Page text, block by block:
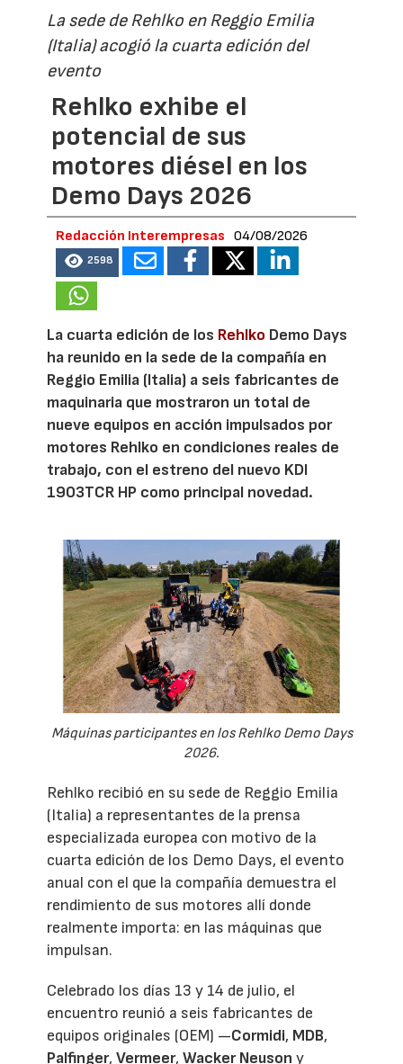
La sede de Rehlko en Reggio Emilia
(Italia) acogió la cuarta edición del
evento
Rehlko exhibe el
potencial de sus
motores diésel en los
Demo Days 2026
Redacción Interempresas 04/08/2026
2598
La cuarta edición de los Rehlko Demo Days
ha reunido en la sede de la compañía en
Reggio Emilia (Italia) a seis fabricantes de
maquinaria que mostraron un total de
nueve equipos en acción impulsados por
motores Rehlko en condiciones reales de
trabajo, con el estreno del nuevo KDI
1903TCR HP como principal novedad.
Máquinas participantes en los Rehlko Demo Days
2026.
Rehlko recibió en su sede de Reggio Emilia
(Italia) a representantes de la prensa
especializada europea con motivo de la
cuarta edición de los Demo Days, el evento
anual con el que la compañía demuestra el
rendimiento de sus motores allí donde
realmente importa: en las máquinas que
impulsan.
Celebrado los días 13 y 14 de julio, el
encuentro reunió a seis fabricantes de
equipos originales (OEM) —Cormidi, MDB,
Palfinger,Vermeer,Wacker Neuson y